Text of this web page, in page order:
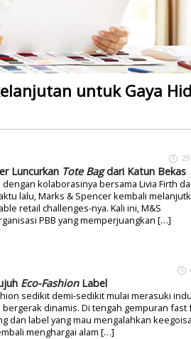
untuk Gaya
Luncurkan Tote Bagdari Katun Bekas
kolaborasinya bersama Livia Firth
lalu, Marks & Spencer kembali
retail challenges-nya. Kali ini, M&S
PBB yang memperjuangkan […]
Eco-FashionLabel
sedikit demi-sedikit mulai merasuki
dinamis. Di tengah gempuran fast
dan label yang mau mengalahkan
menghargai alam […]